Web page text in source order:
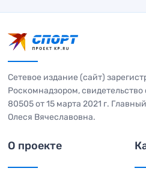
Сетевое издание (сайт)
Роскомнадзором,
80505 от 15 марта 2021 г.
Олеся Вячеславовна.
О проекте